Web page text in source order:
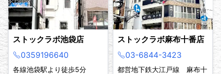
ストックラボ池袋店
0359196640
各線池袋駅より徒歩5分
ストックラボ麻布十番店
03-6844-3423
都営地下鉄大江戸線 麻布十